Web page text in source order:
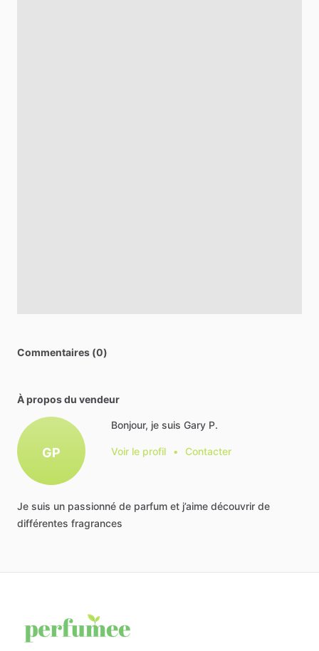
Commentaires (0)
À propos du vendeur
GP
Bonjour, je suis Gary P.
Voir le profil • Contacter
Je suis un passionné de parfum et j’aime découvrir de
différentes fragrances